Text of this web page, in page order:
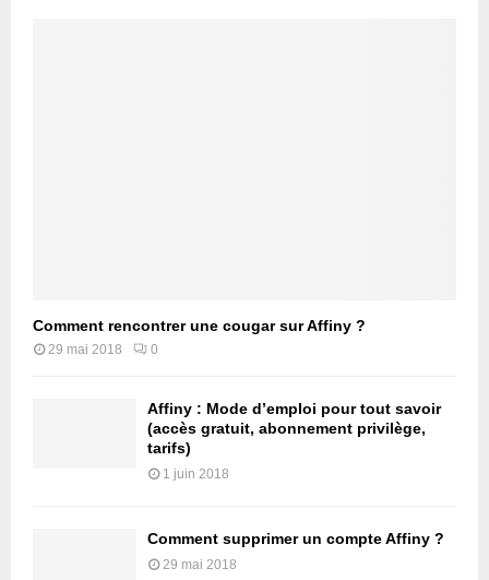
Comment rencontrer une cougar sur Affiny ?
29 mai 2018 0
Affiny : Mode d’emploi pour tout savoir
(accès gratuit, abonnement privilège,
tarifs)
1 juin 2018
Comment supprimer un compte Affiny ?
29 mai 2018